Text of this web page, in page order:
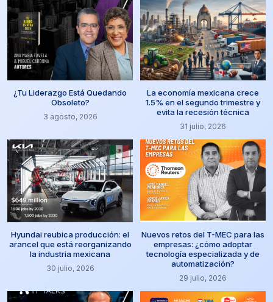
¿Tu Liderazgo Está Quedando
Obsoleto?
3 agosto, 2026
La economía mexicana crece
1.5% en el segundo trimestre y
evita la recesión técnica
31 julio, 2026
Hyundai reubica producción: el
arancel que está reorganizando
la industria mexicana
30 julio, 2026
Nuevos retos del T-MEC para las
empresas: ¿cómo adoptar
tecnología especializada y de
automatización?
29 julio, 2026